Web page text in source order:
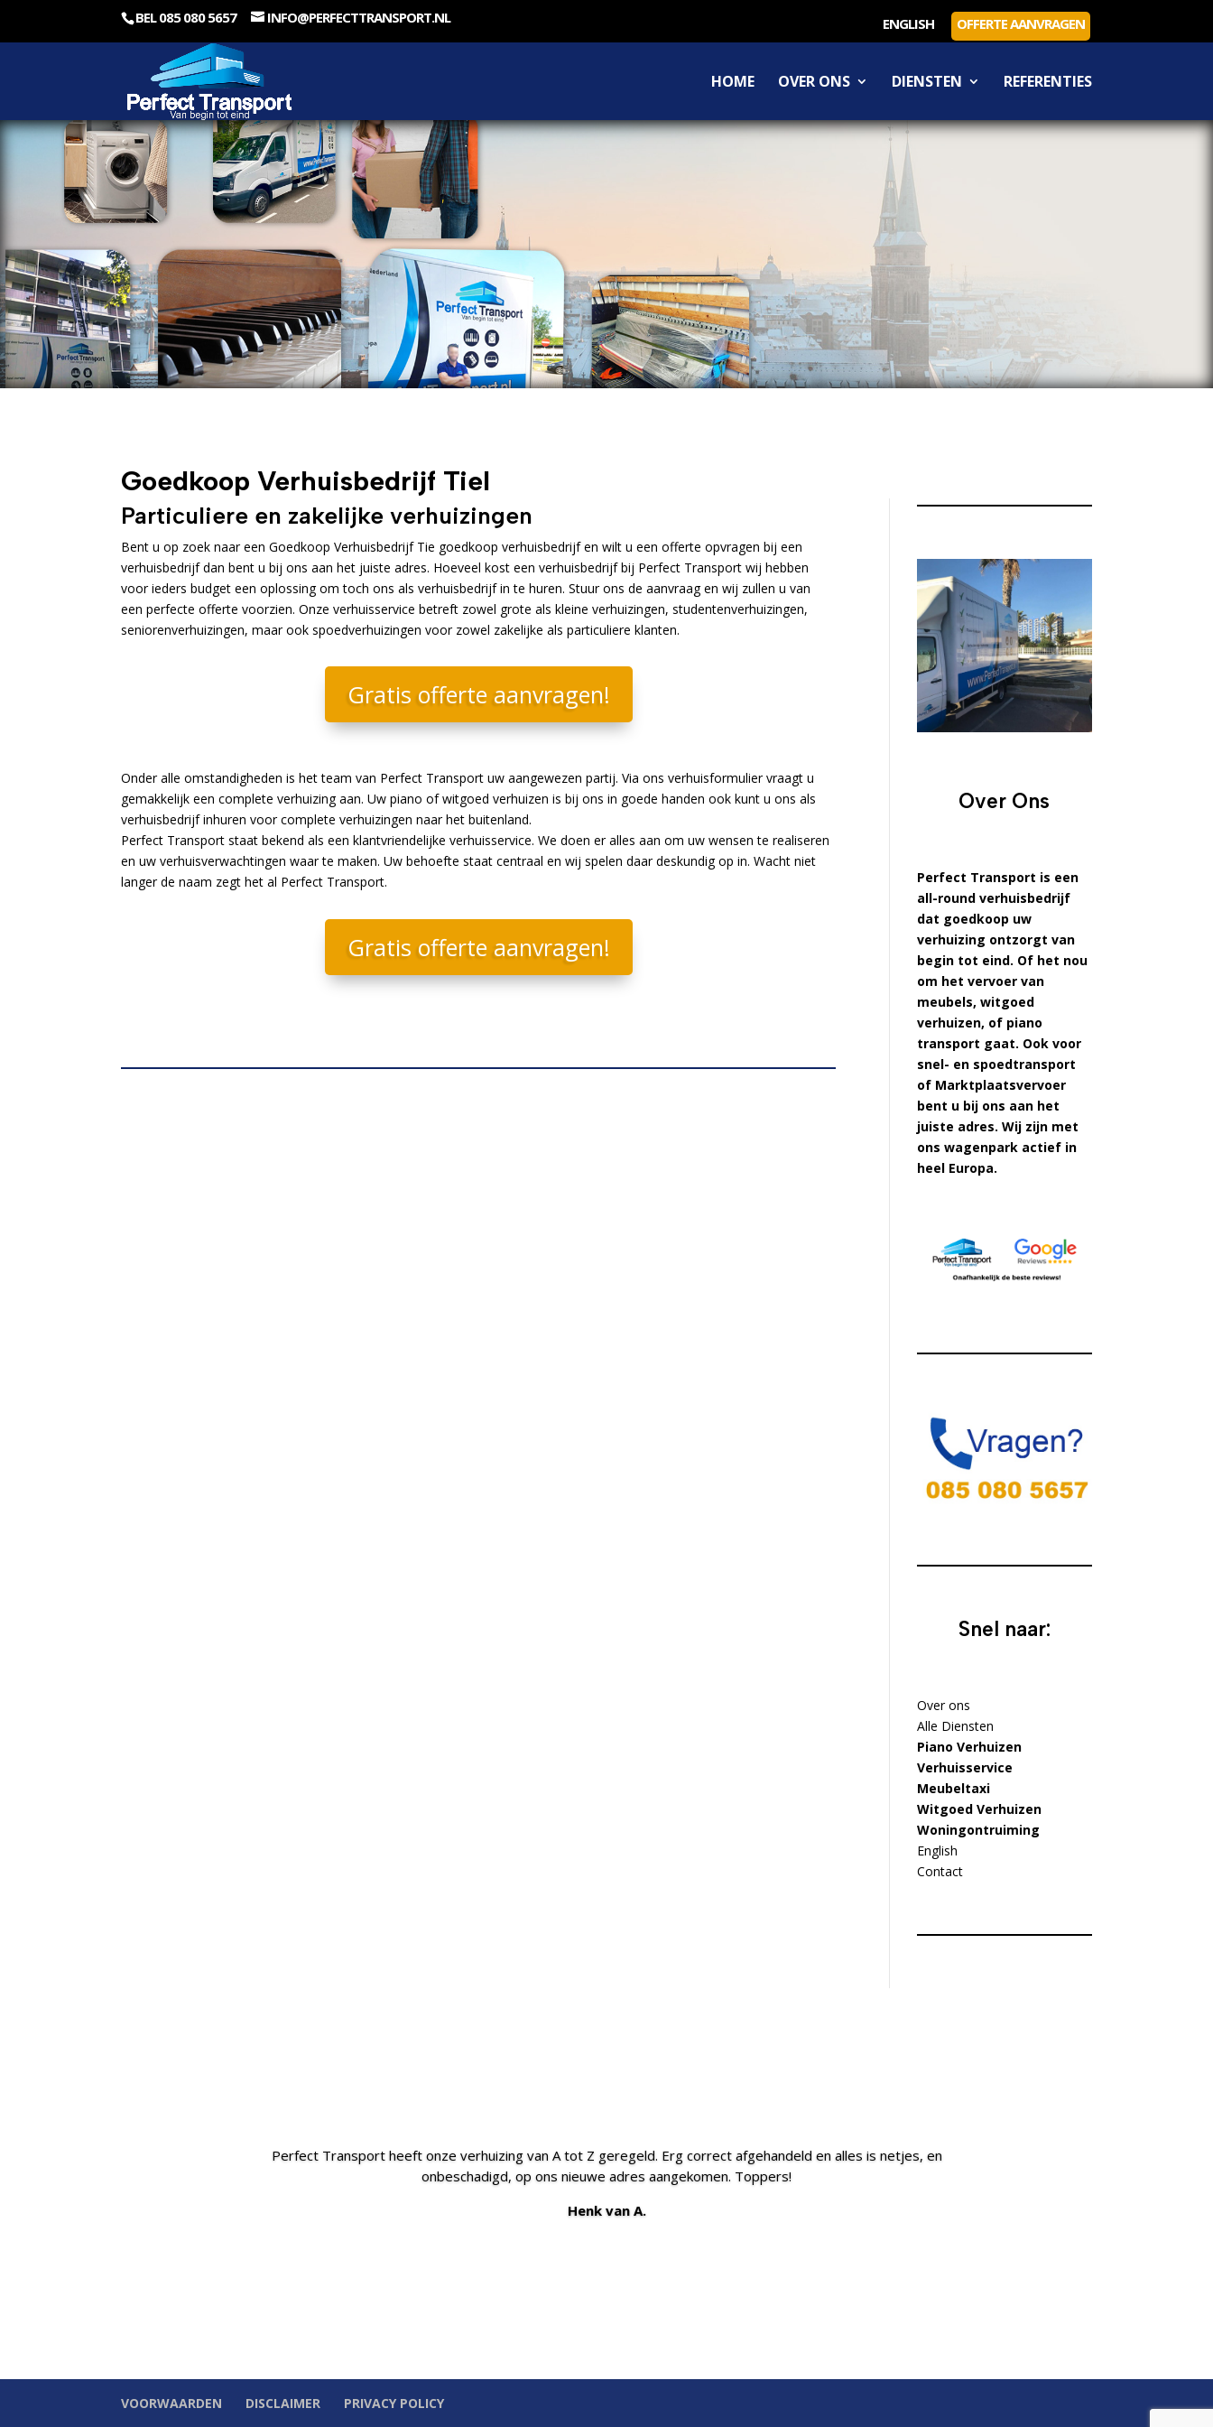
BEL 085 080 5657 INFO@PERFECTTRANSPORT.NL ENGLISH OFFERTE AANVRAGEN
HOME OVER ONS DIENSTEN REFERENTIES
Goedkoop Verhuisbedrijf Tiel
Particuliere en zakelijke verhuizingen
Bent u op zoek naar een Goedkoop Verhuisbedrijf Tie goedkoop verhuisbedrijf en wilt u een offerte opvragen bij een
verhuisbedrijf dan bent u bij ons aan het juiste adres. Hoeveel kost een verhuisbedrijf bij Perfect Transport wij hebben
voor ieders budget een oplossing om toch ons als verhuisbedrijf in te huren. Stuur ons de aanvraag en wij zullen u van
een perfecte offerte voorzien. Onze verhuisservice betreft zowel grote als kleine verhuizingen, studentenverhuizingen,
seniorenverhuizingen, maar ook spoedverhuizingen voor zowel zakelijke als particuliere klanten.
Gratis offerte aanvragen!
Onder alle omstandigheden is het team van Perfect Transport uw aangewezen partij. Via ons verhuisformulier vraagt u
gemakkelijk een complete verhuizing aan. Uw piano of witgoed verhuizen is bij ons in goede handen ook kunt u ons als
verhuisbedrijf inhuren voor complete verhuizingen naar het buitenland.
Perfect Transport staat bekend als een klantvriendelijke verhuisservice. We doen er alles aan om uw wensen te realiseren
en uw verhuisverwachtingen waar te maken. Uw behoefte staat centraal en wij spelen daar deskundig op in. Wacht niet
langer de naam zegt het al Perfect Transport.
Gratis offerte aanvragen!
Over Ons
Perfect Transport is een
all-round verhuisbedrijf
dat goedkoop uw
verhuizing ontzorgt van
begin tot eind. Of het nou
om het vervoer van
meubels, witgoed
verhuizen, of piano
transport gaat. Ook voor
snel- en spoedtransport
of Marktplaatsvervoer
bent u bij ons aan het
juiste adres. Wij zijn met
ons wagenpark actief in
heel Europa.
Snel naar:
Over ons
Alle Diensten
Piano Verhuizen
Verhuisservice
Meubeltaxi
Witgoed Verhuizen
Woningontruiming
English
Contact
Perfect Transport heeft onze verhuizing van A tot Z geregeld. Erg correct afgehandeld en alles is netjes, en
onbeschadigd, op ons nieuwe adres aangekomen. Toppers!
Henk van A.
VOORWAARDEN DISCLAIMER PRIVACY POLICY